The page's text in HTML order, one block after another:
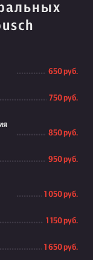
650 руб.
750 руб.
850 руб.
950 руб.
1 050 руб.
1 150 руб.
1 650 руб.